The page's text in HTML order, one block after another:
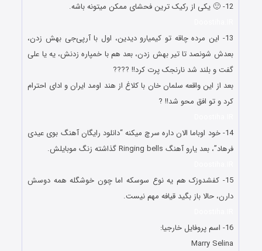
12- 🙂 یکی از رکیک ترین فحشای ممکن میتونه باشه.
13- این مرده چاقه تو کیمیارو دیدین، اول با آرپی‌جی بهش زدن،
بعدش شونصد تا تیر بهش زدن، بعد هم با خمپاره زدنش، یه یا علی
گفت و بلند شد نارنجک پرت کرد!! ????
بعد از این واقعه سلمان خان با کلاغ از هند اومد ایران و ادای احترام
کرد و تو افق محو شد!! ?
14- خود اوباما الان داره سرچ میکنه “دانلود رایگان آهنگ بوی عیدی
فرهاد”، بعد یارو آهنگ Ringing bells گذاشته زنگ موبایلش.
15- کفشدوزک هم یه نوع سوسکه اما چون خوشگله همه دوسش
دارن، حالا باز بگید قیافه مهم نیست.
16- اسم پروفایل خارجیا:
Marry Selina